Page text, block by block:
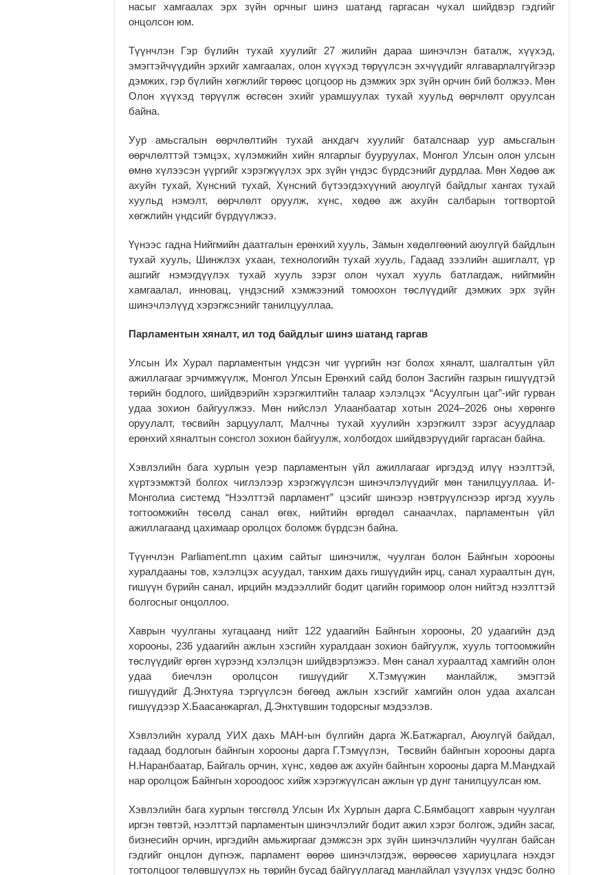
насыг хамгаалах эрх зүйн орчныг шинэ шатанд гаргасан чухал шийдвэр гэдгийг
онцолсон юм.
Түүнчлэн Гэр бүлийн тухай хуулийг 27 жилийн дараа шинэчлэн баталж, хүүхэд,
эмэгтэйчүүдийн эрхийг хамгаалах, олон хүүхэд төрүүлсэн эхчүүдийг ялгаварлалгүйгээр
дэмжих, гэр бүлийн хөгжлийг төрөөс цогцоор нь дэмжих эрх зүйн орчин бий болжээ. Мөн
Олон хүүхэд төрүүлж өсгөсөн эхийг урамшуулах тухай хуульд өөрчлөлт оруулсан
байна.
Уур амьсгалын өөрчлөлтийн тухай анхдагч хуулийг баталснаар уур амьсгалын
өөрчлөлттэй тэмцэх, хүлэмжийн хийн ялгарлыг бууруулах, Монгол Улсын олон улсын
өмнө хүлээсэн үүргийг хэрэгжүүлэх эрх зүйн үндэс бүрдсэнийг дурдлаа. Мөн Хөдөө аж
ахуйн тухай, Хүнсний тухай, Хүнсний бүтээгдэхүүний аюулгүй байдлыг хангах тухай
хуульд нэмэлт, өөрчлөлт оруулж, хүнс, хөдөө аж ахуйн салбарын тогтвортой
хөгжлийн үндсийг бүрдүүлжээ.
Үүнээс гадна Нийгмийн даатгалын ерөнхий хууль, Замын хөдөлгөөний аюулгүй байдлын
тухай хууль, Шинжлэх ухаан, технологийн тухай хууль, Гадаад зээлийн ашиглалт, үр
ашгийг нэмэгдүүлэх тухай хууль зэрэг олон чухал хууль батлагдаж, нийгмийн
хамгаалал, инновац, үндэсний хэмжээний томоохон төслүүдийг дэмжих эрх зүйн
шинэчлэлүүд хэрэгжсэнийг танилцууллаа.
Парламентын хяналт, ил тод байдлыг шинэ шатанд гаргав
Улсын Их Хурал парламентын үндсэн чиг үүргийн нэг болох хяналт, шалгалтын үйл
ажиллагааг эрчимжүүлж, Монгол Улсын Ерөнхий сайд болон Засгийн газрын гишүүдтэй
төрийн бодлого, шийдвэрийн хэрэгжилтийн талаар хэлэлцэх “Асуулгын цаг”-ийг гурван
удаа зохион байгуулжээ. Мөн нийслэл Улаанбаатар хотын 2024–2026 оны хөрөнгө
оруулалт, төсвийн зарцуулалт, Малчны тухай хуулийн хэрэгжилт зэрэг асуудлаар
ерөнхий хяналтын сонсгол зохион байгуулж, холбогдох шийдвэрүүдийг гаргасан байна.
Хэвлэлийн бага хурлын үеэр парламентын үйл ажиллагааг иргэдэд илүү нээлттэй,
хүртээмжтэй болгох чиглэлээр хэрэгжүүлсэн шинэчлэлүүдийг мөн танилцууллаа. И-
Монголиа системд “Нээлттэй парламент” цэсийг шинээр нэвтрүүлснээр иргэд хууль
тогтоомжийн төсөлд санал өгөх, нийтийн өргөдөл санаачлах, парламентын үйл
ажиллагаанд цахимаар оролцох боломж бүрдсэн байна.
Түүнчлэн Parliament.mn цахим сайтыг шинэчилж, чуулган болон Байнгын хорооны
хуралдааны тов, хэлэлцэх асуудал, танхим дахь гишүүдийн ирц, санал хураалтын дүн,
гишүүн бүрийн санал, ирцийн мэдээллийг бодит цагийн горимоор олон нийтэд нээлттэй
болгосныг онцоллоо.
Хаврын чуулганы хугацаанд нийт 122 удаагийн Байнгын хорооны, 20 удаагийн дэд
хорооны, 236 удаагийн ажлын хэсгийн хуралдаан зохион байгуулж, хууль тогтоомжийн
төслүүдийг өргөн хүрээнд хэлэлцэн шийдвэрлэжээ. Мөн санал хураалтад хамгийн олон
удаа биечлэн оролцсон гишүүдийг Х.Тэмүүжин манлайлж, эмэгтэй
гишүүдийг Д.Энхтуяа тэргүүлсэн бөгөөд ажлын хэсгийг хамгийн олон удаа ахалсан
гишүүдээр Х.Баасанжаргал, Д.Энхтүвшин тодорсныг мэдээлэв.
Хэвлэлийн хуралд УИХ дахь МАН-ын бүлгийн дарга Ж.Батжаргал, Аюулгүй байдал,
гадаад бодлогын байнгын хорооны дарга Г.Тэмүүлэн, Төсвийн байнгын хорооны дарга
Н.Наранбаатар, Байгаль орчин, хүнс, хөдөө аж ахуйн байнгын хорооны дарга М.Мандхай
нар оролцож Байнгын хороодоос хийж хэрэгжүүлсан ажлын үр дүнг танилцуулсан юм.
Хэвлэлийн бага хурлын төгсгөлд Улсын Их Хурлын дарга С.Бямбацогт хаврын чуулган
иргэн төвтэй, нээлттэй парламентын шинэчлэлийг бодит ажил хэрэг болгож, эдийн засаг,
бизнесийн орчин, иргэдийн амьжиргааг дэмжсэн эрх зүйн шинэчлэлийн чуулган байсан
гэдгийг онцлон дүгнэж, парламент өөрөө шинэчлэгдэж, өөрөөсөө хариуцлага нэхдэг
тогтолцоог төлөвшүүлэх нь төрийн бусад байгууллагад манлайлал үзүүлэх үндэс болно